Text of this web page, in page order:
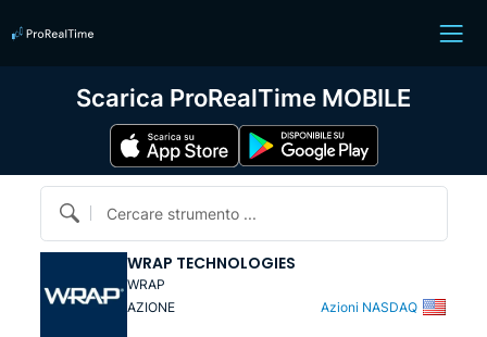
Cercare strumento ...
WRAP TECHNOLOGIES
WRAP
AZIONE
Azioni NASDAQ
Scarica ProRealTime MOBILE